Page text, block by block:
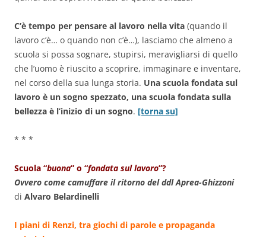
C’è tempo per pensare al lavoro nella vita (quando il
lavoro c’è… o quando non c’è…), lasciamo che almeno a
scuola si possa sognare, stupirsi, meravigliarsi di quello
che l’uomo è riuscito a scoprire, immaginare e inventare,
nel corso della sua lunga storia. Una scuola fondata sul
lavoro è un sogno spezzato, una scuola fondata sulla
bellezza è l’inizio di un sogno. [torna su]
* * *
Scuola “buona” o “fondata sul lavoro”?
Ovvero come camuffare il ritorno del ddl Aprea-Ghizzoni
di Alvaro Belardinelli
I piani di Renzi, tra giochi di parole e propaganda